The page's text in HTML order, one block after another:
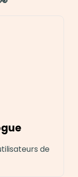
de